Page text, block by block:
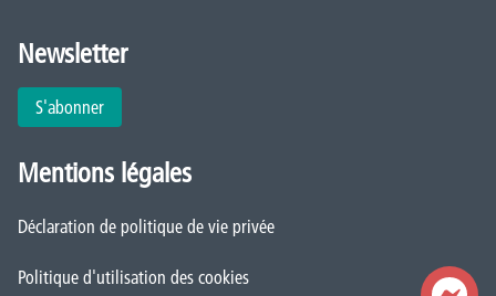
Newsletter
S'abonner
Mentions légales
Déclaration de politique de vie privée
Politique d'utilisation des cookies